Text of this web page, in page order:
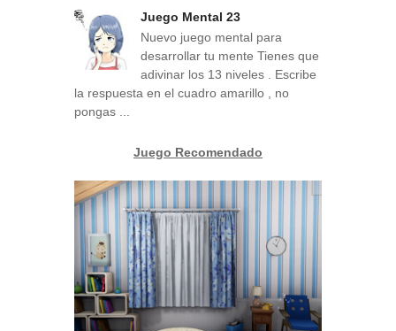
Juego Mental 23
Nuevo juego mental para
desarrollar tu mente Tienes que
adivinar los 13 niveles . Escribe
la respuesta en el cuadro amarillo , no
pongas ...
Juego Recomendado